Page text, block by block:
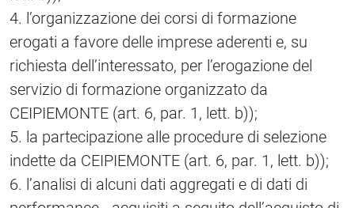
4. l’organizzazione dei corsi di formazione
erogati a favore delle imprese aderenti e, su
richiesta dell’interessato, per l’erogazione del
servizio di formazione organizzato da
CEIPIEMONTE (art. 6, par. 1, lett. b));
5. la partecipazione alle procedure di selezione
indette da CEIPIEMONTE (art. 6, par. 1, lett. b));
6. l’analisi di alcuni dati aggregati e di dati di